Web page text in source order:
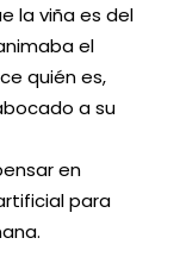
la viña es del
el
quién es,
a su
en
para